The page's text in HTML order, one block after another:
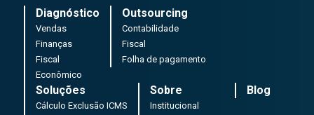
Diagnóstico
Vendas
Finanças
Fiscal
Econômico
Outsourcing
Contabilidade
Fiscal
Folha de pagamento
Soluções
Cálculo Exclusão ICMS
Sobre
Institucional
Blog